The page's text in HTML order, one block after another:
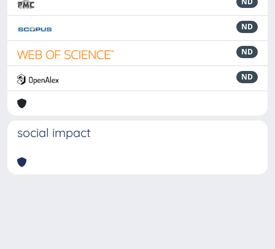
ND
ND
ND
social impact